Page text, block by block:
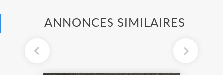
ANNONCES SIMILAIRES